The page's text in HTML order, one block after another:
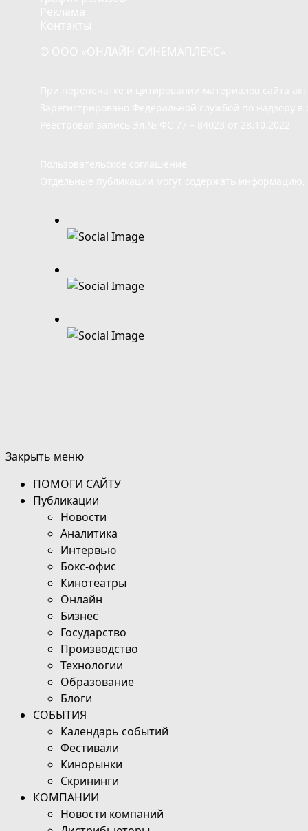
Закрыть меню
ПОМОГИ САЙТУ
Публикации
Новости
Аналитика
Интервью
Бокс-офис
Кинотеатры
Онлайн
Бизнес
Государство
Производство
Технологии
Образование
Блоги
СОБЫТИЯ
Календарь событий
Фестивали
Кинорынки
Скрининги
КОМПАНИИ
Новости компаний